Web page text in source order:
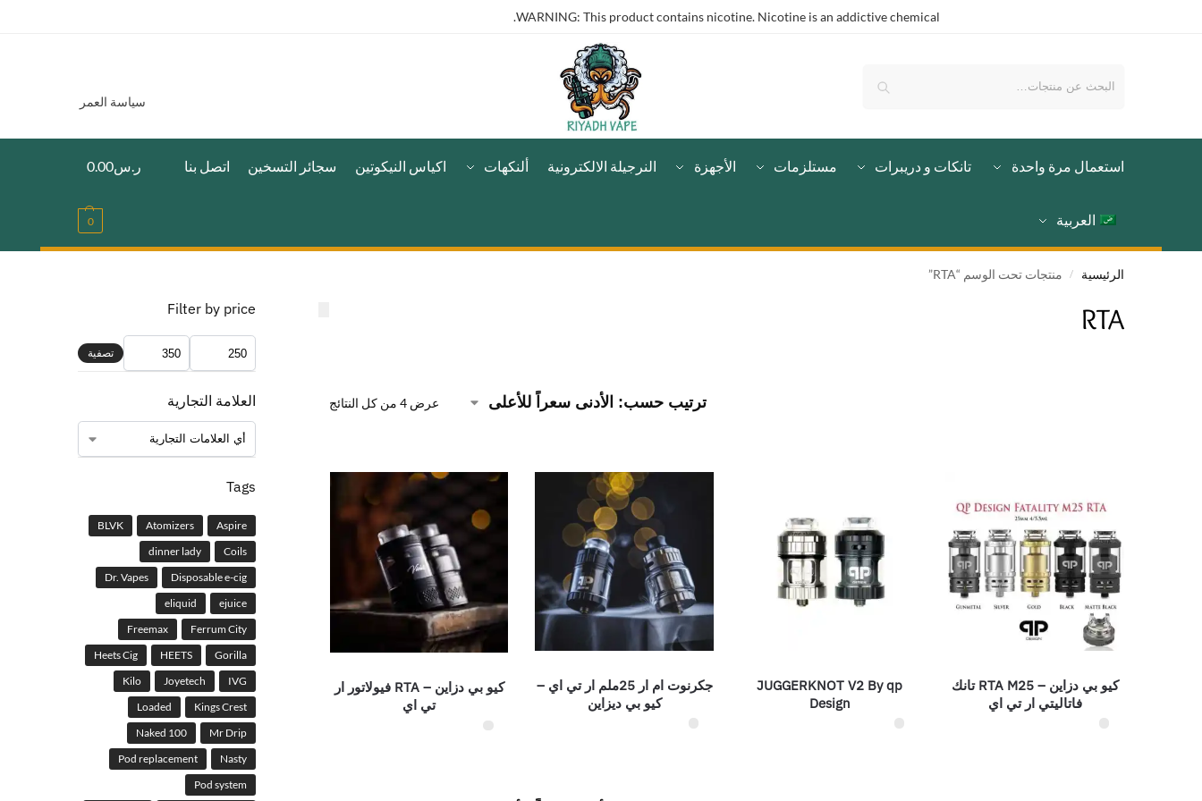
WARNING: This product contains nicotine. Nicotine is an addictive chemical.
سياسة العمر
استعمال مرة واحدة تانكات و دريبرات مستلزمات الأجهزة النرجيلة الالكترونية ألنكهات اكياس النيكوتين سجائر التسخين اتصل بنا
العربية
ر.س0.00
0
الرئيسية / منتجات تحت الوسم “RTA”
RTA
عرض ⁦4⁩ من كل النتائج
كيو بي دزاين – RTA M25 تانك
فاتاليتي ار تي اي
JUGGERKNOT V2 By qp
Design
جكرنوت ام ار 25ملم ار تي اي –
كيو بي ديزاين
كيو بي دزاين – RTA فيولاتور ار
تي اي
Filter by price
تصفية
العلامة التجارية
Tags
Aspire
Atomizers
BLVK
Coils
dinner lady
Disposable e-cig
Dr. Vapes
ejuice
eliquid
Ferrum City
Freemax
Gorilla
HEETS
Heets Cig
IVG
Joyetech
Kilo
Kings Crest
Loaded
Mr Drip
Naked 100
Nasty
Pod replacement
Pod system